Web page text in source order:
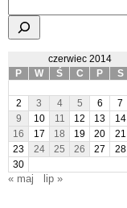
czerwiec 2014
P
W Ś C P S
2
3 4 5 6 7
9
10 11 12 13 14
16
17 18 19 20 21
23
24 25 26 27 28
30
« maj lip »